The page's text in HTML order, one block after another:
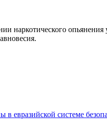
наркотического
евразийской системе